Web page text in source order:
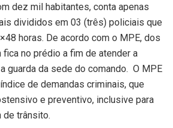
dez mil habitantes, conta apenas
divididos em 03 (três) policiais que
horas. De acordo com o MPE, dos
no prédio a fim de atender a
guarda da sede do comando. O MPE
de demandas criminais, que
e preventivo, inclusive para
trânsito.